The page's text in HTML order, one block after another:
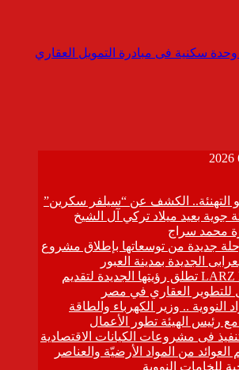
سكنية فى مبادرة التمويل العقاري